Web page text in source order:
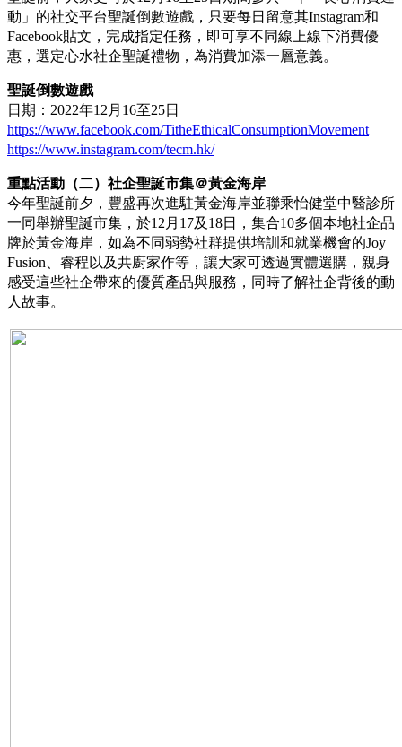
動」的社交平台聖誕倒數遊戲，只要每日留意其Instagram和
Facebook貼文，完成指定任務，即可享不同線上線下消費優
惠，選定心水社企聖誕禮物，為消費加添一層意義。
聖誕倒數遊戲
日期：2022年12月16至25日
https://www.facebook.com/TitheEthicalConsumptionMovement
https://www.instagram.com/tecm.hk/
重點活動（二）社企聖誕市集＠黃金海岸
今年聖誕前夕，豐盛再次進駐黃金海岸並聯乘怡健堂中醫診所
一同舉辦聖誕市集，於12月17及18日，集合10多個本地社企品
牌於黃金海岸，如為不同弱勢社群提供培訓和就業機會的Joy
Fusion、睿程以及共廚家作等，讓大家可透過實體選購，親身
感受這些社企帶來的優質產品與服務，同時了解社企背後的動
人故事。